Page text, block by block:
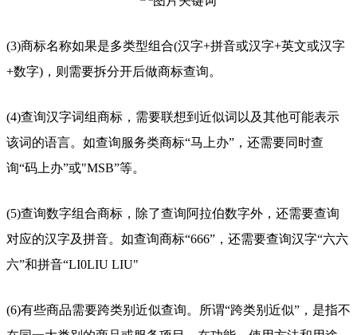
(3)商标名称如果是多类型组合(汉字+拼音或汉字+英文或汉字
+数字)，则需要拆分开后做商标查询。
(4)查询汉字词组商标，需要联想到近似词以及其他可能表示
该词的语言。如查询服务类商标“马上办”，还需要同时查
询“码上办”或"MSB”等。
(5)查询数字组合商标，除了查询阿拉伯数字外，还需要查询
对应的汉字及拼音。如查询商标“666”，还需要查询汉字“六六
六”和拼音“LI0LIU LIU"
(6)有些商品需要跨类别近似查询。所谓“跨类别近似”，是指不